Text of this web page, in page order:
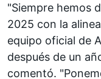
"Siempre hemos
2025 con la
equipo oficial de
después de un
comentó.